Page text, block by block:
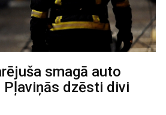
smagā auto
Pļaviņās dzēsti divi